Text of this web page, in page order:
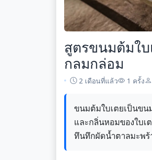
สูตรขนมต้มใ
กลมกล่อม
2 เดือนที่แล้ว 1 ครั้ง
ขนมต้มใบเตยเป็นขน
และกลิ่นหอมของใบเ
ทึนทึกผัดน้ำตาลมะพร้